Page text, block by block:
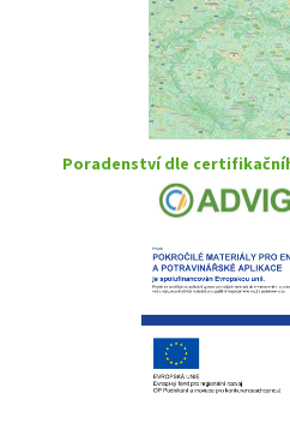
Poradenství dle